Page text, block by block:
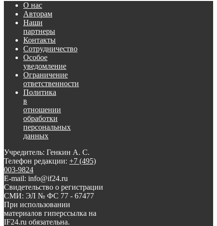
О нас
Авторам
Наши
партнеры
Контакты
Сотрудничество
Особое
уведомление
Ограничение
ответственности
Политика
в
отношении
обработки
персональных
данных
Учредитель: Генкин А. С.
Телефон редакции: +7 (495)
003-9824
E-mail: info@if24.ru
Свидетельство о регистрации
СМИ: ЭЛ № ФС 77 - 67477
При использовании
материалов гиперссылка на
IF24.ru обязательна.